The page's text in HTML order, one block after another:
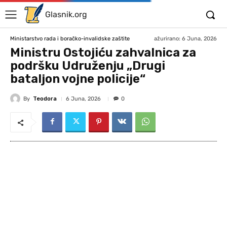
Glasnik.org
Ministarstvo rada i boračko-invalidske zaštite ažurirano: 6 Juna, 2026
Ministru Ostojiću zahvalnica za
podršku Udruženju „Drugi
bataljon vojne policije“
By Teodora 6 Juna, 2026 0